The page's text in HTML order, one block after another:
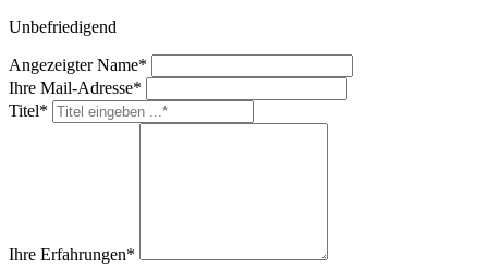
Unbefriedigend
Angezeigter Name*
Ihre Mail-Adresse*
Titel*
Ihre Erfahrungen*